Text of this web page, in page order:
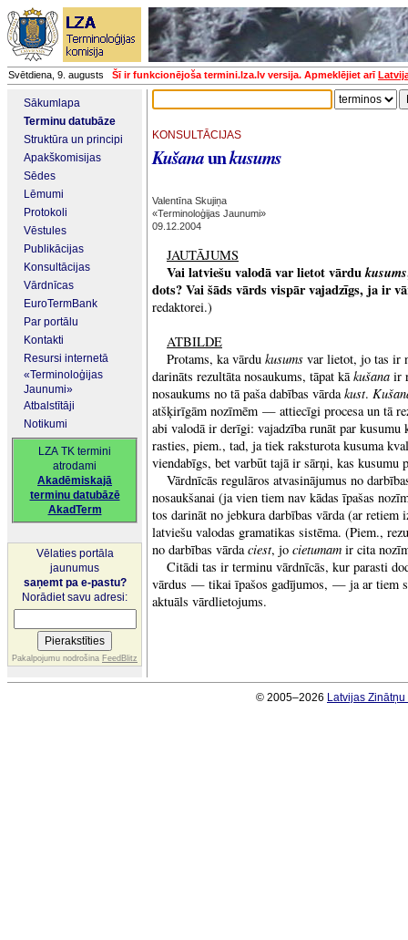
Svētdiena, 9. augusts Šī ir funkcionējoša termini.lza.lv versija. Apmeklējiet arī
Sākumlapa
Terminu datubāze
Struktūra un principi
Apakškomisijas
Sēdes
Lēmumi
Protokoli
Vēstules
Publikācijas
Konsultācijas
Vārdnīcas
EuroTermBank
Par portālu
Kontakti
Resursi internetā
«Terminoloģijas
Jaunumi»
Atbalstītāji
Notikumi
LZA TK termini
atrodami
Akadēmiskajā
terminu datubāzē
AkadTerm
Vēlaties portāla
jaunumus
saņemt pa e-pastu?
Norādiet savu adresi:
Pakalpojumu nodrošina FeedBlitz
KONSULTĀCIJAS
Kušanaunkusums
Valentīna Skujiņa
«Terminoloģijas Jaunumi»
09.12.2004
JAUTĀJUMS
Vai latviešu valodā var lietot vārdukusums
dots? Vai šāds vārds vispār vajadzīgs, ja ir
redaktorei.)
ATBILDE
Protams, ka vārdu kusums var lietot, jo tas ir
darināts rezultāta nosaukums, tāpat kākušana ir
nosaukums no tā paša dabības vārdakust.
atšķirīgām nozīmēm — attiecīgi procesa un tā
abi valodā ir derīgi: vajadzība runāt par kusumu
rasties, piem., tad, ja tiek raksturota kusuma
viendabīgs, bet varbūt tajā ir sārņi, kas kusumu
Vārdnīcās regulāros atvasinājumus no
nosaukšanai (ja vien tiem nav kādas īpašas
tos darināt no jebkura darbības vārda (ar retiem
latviešu valodas gramatikas sistēma. (Piem.,
no darbības vārdaciest, jo cietumam ir cita
Citādi tas ir terminu vārdnīcās, kur parasti
vārdus — tikai īpašos gadījumos, — ja ar tiem
aktuāls vārdlietojums.
© 2005–2026 Latvijas